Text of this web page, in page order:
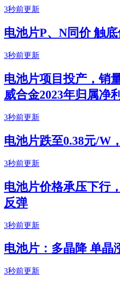
3秒前更新
电池片P、N同价 触
3秒前更新
电池片项目投产，销
威合金2023年归属净
3秒前更新
电池片跌至0.38元/W
3秒前更新
电池片价格承压下行
反弹
3秒前更新
电池片：多晶降 单晶
3秒前更新